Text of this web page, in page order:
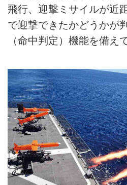
飛行、迎撃ミサイルが近
で迎撃できたかどうかが
（命中判定）機能を備え